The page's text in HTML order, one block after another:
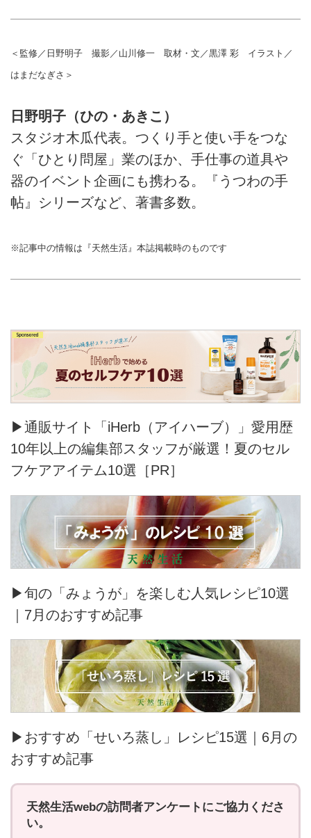
＜監修／日野明子 撮影／山川修一 取材・文／黒澤 彩 イラスト／
はまだなぎさ＞
日野明子（ひの・あきこ）
スタジオ木瓜代表。つくり手と使い手をつな
ぐ「ひとり問屋」業のほか、手仕事の道具や
器のイベント企画にも携わる。『うつわの手
帖』シリーズなど、著書多数。
※記事中の情報は『天然生活』本誌掲載時のものです
▶通販サイト「iHerb（アイハーブ）」愛用歴
10年以上の編集部スタッフが厳選！夏のセル
フケアアイテム10選［PR］
▶旬の「みょうが」を楽しむ人気レシピ10選
｜7月のおすすめ記事
▶おすすめ「せいろ蒸し」レシピ15選｜6月の
おすすめ記事